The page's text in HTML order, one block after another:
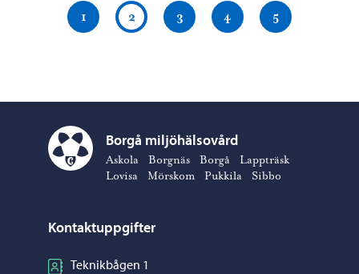
1 2 3 4 5
Borgå miljöhälsovård – Gå till startsidan
Borgå miljöhälsovård
Askola Borgnäs Borgå
Lappträsk
Lovisa
Mörskom Pukkila Sibbo
Kontaktuppgifter
Teknikbågen 1